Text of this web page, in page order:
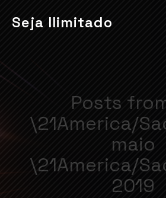
Seja Ilimitado
Posts
\21America/
maio
\21America/
2019